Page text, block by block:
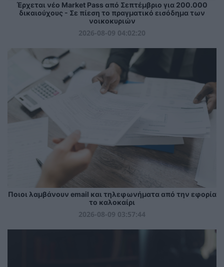
Έρχεται νέο Market Pass από Σεπτέμβριο για 200.000
δικαιούχους - Σε πίεση το πραγματικό εισόδημα των
νοικοκυριών
2026-08-09 04:02:20
Ποιοι λαμβάνουν email και τηλεφωνήματα από την εφορία
το καλοκαίρι
2026-08-09 03:57:44